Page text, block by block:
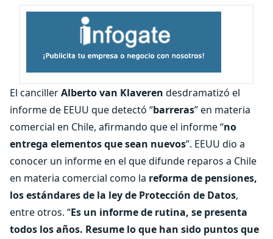
El cancillerAlberto van Klaveren desdramatizó el
informe de EEUU que detectó “barreras” en materia
comercial en Chile, afirmando que el informe “no
entrega elementos que sean nuevos”. EEUU dio a
conocer un informe en el que difunde reparos a Chile
en materia comercial como la reforma de pensiones,
los estándares de la ley de Protección de Datos,
entre otros. “Es un informe de rutina, se presenta
todos los años. Resume lo que han sido puntos que